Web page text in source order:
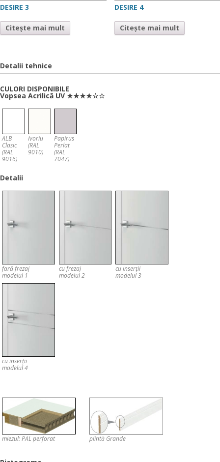
DESIRE 3
Citește mai mult
DESIRE 4
Citește mai mult
Detalii tehnice
CULORI DISPONIBILE
Vopsea Acrilică UV ★★★★☆☆
ALB
Clasic
(RAL
9016)
Ivoriu
(RAL
9010)
Papirus
Perlat
(RAL
7047)
Detalii
fară frezaj
modelul 1
cu frezaj
modelul 2
cu inserții
modelul 3
cu inserții
modelul 4
miezul: PAL perforat plintă Grande